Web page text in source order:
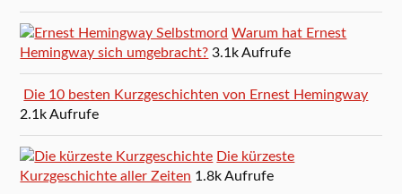
Warum hat Ernest
Hemingway sich umgebracht? 3.1k Aufrufe
Die 10 besten Kurzgeschichten von Ernest Hemingway
2.1k Aufrufe
Die kürzeste
Kurzgeschichte aller Zeiten 1.8k Aufrufe